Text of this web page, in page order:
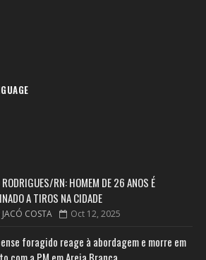
RODRIGUES/RN: HOMEM DE 26 ANOS É
A TIROS NA CIDADE
COSTA Oct 12, 2025
foragido reage à abordagem e morre em